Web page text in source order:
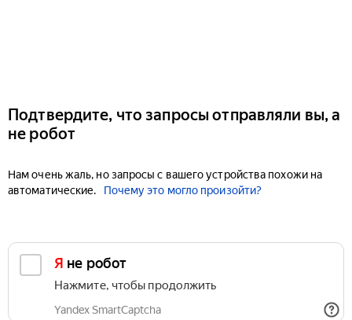
Подтвердите, что запросы отправляли вы, а
не робот
Нам очень жаль, но запросы с вашего устройства похожи на
автоматические.
Почему это могло произойти?
Я не робот
Нажмите, чтобы продолжить
Yandex SmartCaptcha